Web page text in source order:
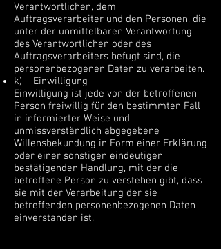
Verantwortlichen, dem
Auftragsverarbeiter und den Personen, die
unter der unmittelbaren Verantwortung
des Verantwortlichen oder des
Auftragsverarbeiters befugt sind, die
personenbezogenen Daten zu verarbeiten.
k) Einwilligung
Einwilligung ist jede von der betroffenen
Person freiwillig für den bestimmten Fall
in informierter Weise und
unmissverständlich abgegebene
Willensbekundung in Form einer Erklärung
oder einer sonstigen eindeutigen
bestätigenden Handlung, mit der die
betroffene Person zu verstehen gibt, dass
sie mit der Verarbeitung der sie
betreffenden personenbezogenen Daten
einverstanden ist.